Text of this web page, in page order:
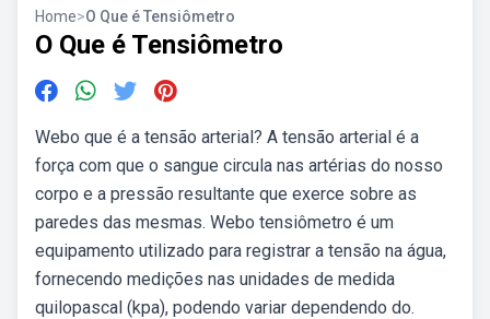
Home>O Que é Tensiômetro
O Que é Tensiômetro
Webo que é a tensão arterial? A tensão arterial é a
força com que o sangue circula nas artérias do nosso
corpo e a pressão resultante que exerce sobre as
paredes das mesmas. Webo tensiômetro é um
equipamento utilizado para registrar a tensão na água,
fornecendo medições nas unidades de medida
quilopascal (kpa), podendo variar dependendo do.